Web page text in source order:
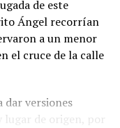
de este
Ángel recorrían
a un menor
el cruce de la calle
versiones
de origen, por